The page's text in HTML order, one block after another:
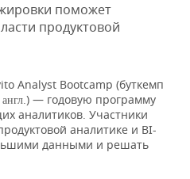
поможет
продуктовой
Analyst Bootcamp (буткемп
.) — годовую программу
аналитиков. Участники
аналитике и BI-
данными и решать